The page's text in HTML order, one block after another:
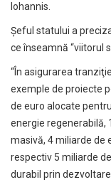
Iohannis.
Şeful statului a
ce înseamnă “viitorul
“În asigurarea
exemple de proiecte
de euro alocate
energie regenerabilă,
masivă, 4 miliarde de
respectiv 5 miliarde
durabil prin